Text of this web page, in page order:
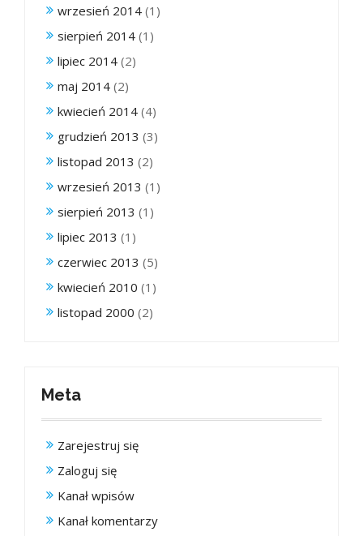
wrzesień 2014 (1)
sierpień 2014 (1)
lipiec 2014 (2)
maj 2014 (2)
kwiecień 2014 (4)
grudzień 2013 (3)
listopad 2013 (2)
wrzesień 2013 (1)
sierpień 2013 (1)
lipiec 2013 (1)
czerwiec 2013 (5)
kwiecień 2010 (1)
listopad 2000 (2)
Meta
Zarejestruj się
Zaloguj się
Kanał wpisów
Kanał komentarzy